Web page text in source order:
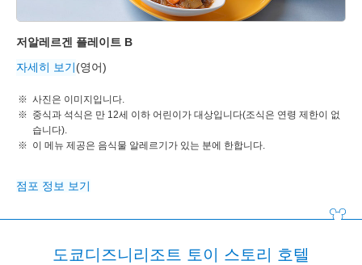
저알레르겐 플레이트 B
자세히 보기(영어)
사진은 이미지입니다.
중식과 석식은 만 12세 이하 어린이가 대상입니다(조식은 연령 제한이 없
습니다).
이 메뉴 제공은 음식물 알레르기가 있는 분에 한합니다.
점포 정보 보기
도쿄디즈니리조트 토이 스토리 호텔